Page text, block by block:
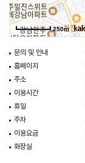
250m
문의 및 안내
홈페이지
주소
이용시간
휴일
주차
이용요금
화장실